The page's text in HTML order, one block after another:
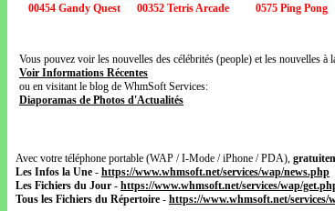
00454 Gandy Quest
00352 Tetris Arcade 0575 Ping Pong
Vous pouvez voir les nouvelles des célébrités (people) et les nouvelles
Voir Informations Récentes
ou en visitant le blog de WhmSoft Services:
Diaporamas de Photos d'Actualités
Avec votre téléphone portable (WAP / I-Mode / iPhone / PDA),
Les Infos la Une - https://www.whmsoft.net/services/wap/news.php
Les Fichiers du Jour - https://www.whmsoft.net/services/wap/
Tous les Fichiers du Répertoire - https://www.whmsoft.net/services/